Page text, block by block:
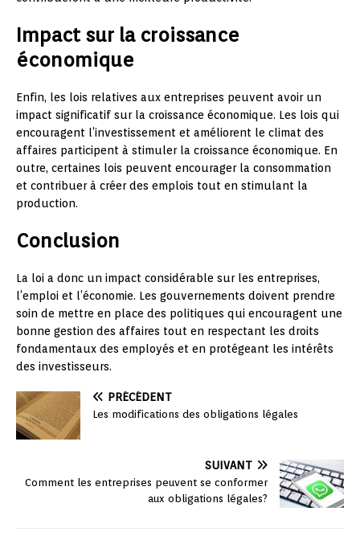
Impact sur la croissance
économique
Enfin, les lois relatives aux entreprises peuvent avoir un
impact significatif sur la croissance économique. Les lois qui
encouragent l’investissement et améliorent le climat des
affaires participent à stimuler la croissance économique. En
outre, certaines lois peuvent encourager la consommation
et contribuer à créer des emplois tout en stimulant la
production.
Conclusion
La loi a donc un impact considérable sur les entreprises,
l’emploi et l’économie. Les gouvernements doivent prendre
soin de mettre en place des politiques qui encouragent une
bonne gestion des affaires tout en respectant les droits
fondamentaux des employés et en protégeant les intérêts
des investisseurs.
PRÉCÉDENT
Les modifications des obligations légales
SUIVANT
Comment les entreprises peuvent se conformer
aux obligations légales?